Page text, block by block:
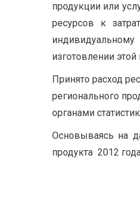
продукции или
ресурсов к
изготовлении
Принято расход
регионального
органами
Основываясь на
продукта 2012